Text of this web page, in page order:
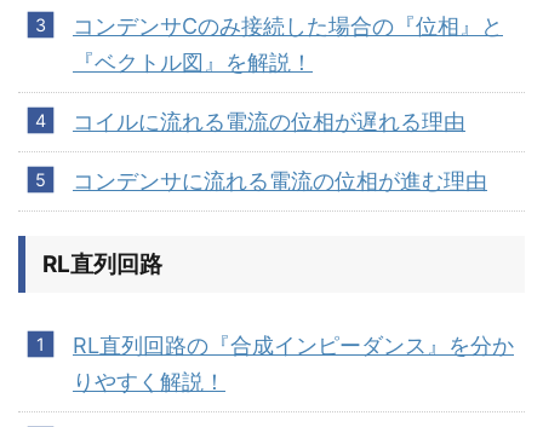
コンデンサCのみ接続した場合の『位相』と
『ベクトル図』を解説！
コイルに流れる電流の位相が遅れる理由
コンデンサに流れる電流の位相が進む理由
RL直列回路
RL直列回路の『合成インピーダンス』を分か
りやすく解説！